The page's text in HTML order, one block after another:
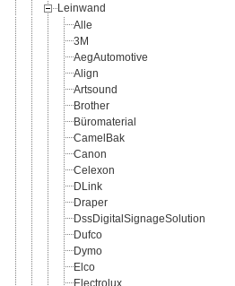
Leinwand
Alle
3M
AegAutomotive
Align
Artsound
Brother
Büromaterial
CamelBak
Canon
Celexon
DLink
Draper
DssDigitalSignageSolution
Dufco
Dymo
Elco
Electrolux